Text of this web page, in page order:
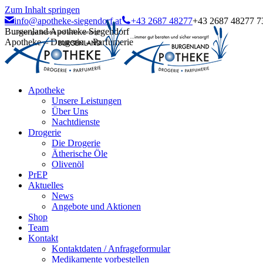
Zum Inhalt springen
info@apotheke-siegendorf.at
+43 2687 48277+43 2687 48277
Burgenland Apotheke Siegendorf
Apotheke – Drogerie – Parfumerie
Apotheke
Unsere Leistungen
Über Uns
Nachtdienste
Drogerie
Die Drogerie
Ätherische Öle
Olivenöl
PrEP
Aktuelles
News
Angebote und Aktionen
Shop
Team
Kontakt
Kontaktdaten / Anfrageformular
Medikamente vorbestellen